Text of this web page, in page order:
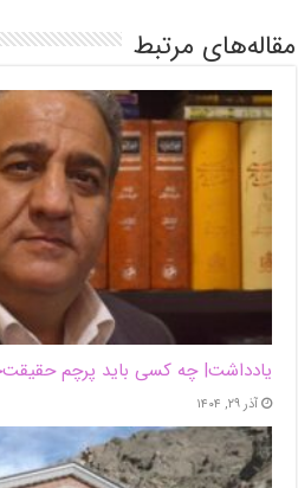
مقاله‌های مرتبط
یادداشت| ‌چه کسی باید پرچم
آذر ۲۹, ۱۴۰۴